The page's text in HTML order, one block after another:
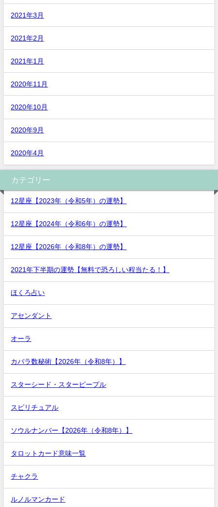
2021年3月
2021年2月
2021年1月
2020年11月
2020年10月
2020年9月
2020年4月
カテゴリー
12星座【2023年（令和5年）の運勢】
12星座【2024年（令和6年）の運勢】
12星座【2026年（令和8年）の運勢】
2021年下半期の運勢【無料で恐ろしい程当たる！】
ほくろ占い
アセンダント
オーラ
カバラ数秘術【2026年（令和8年）】
スターシード・スターピープル
スピリチュアル
ソウルナンバー【2026年（令和8年）】
タロットカード意味一覧
チャクラ
ルノルマンカード